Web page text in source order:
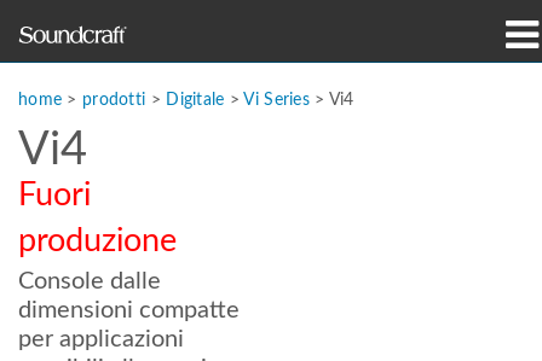
Casi di studio e notizie
dove acquistare
home > prodotti > Digitale >Vi Series > Vi4
Vi4
Fuori
produzione
Console dalle
dimensioni compatte
per applicazioni